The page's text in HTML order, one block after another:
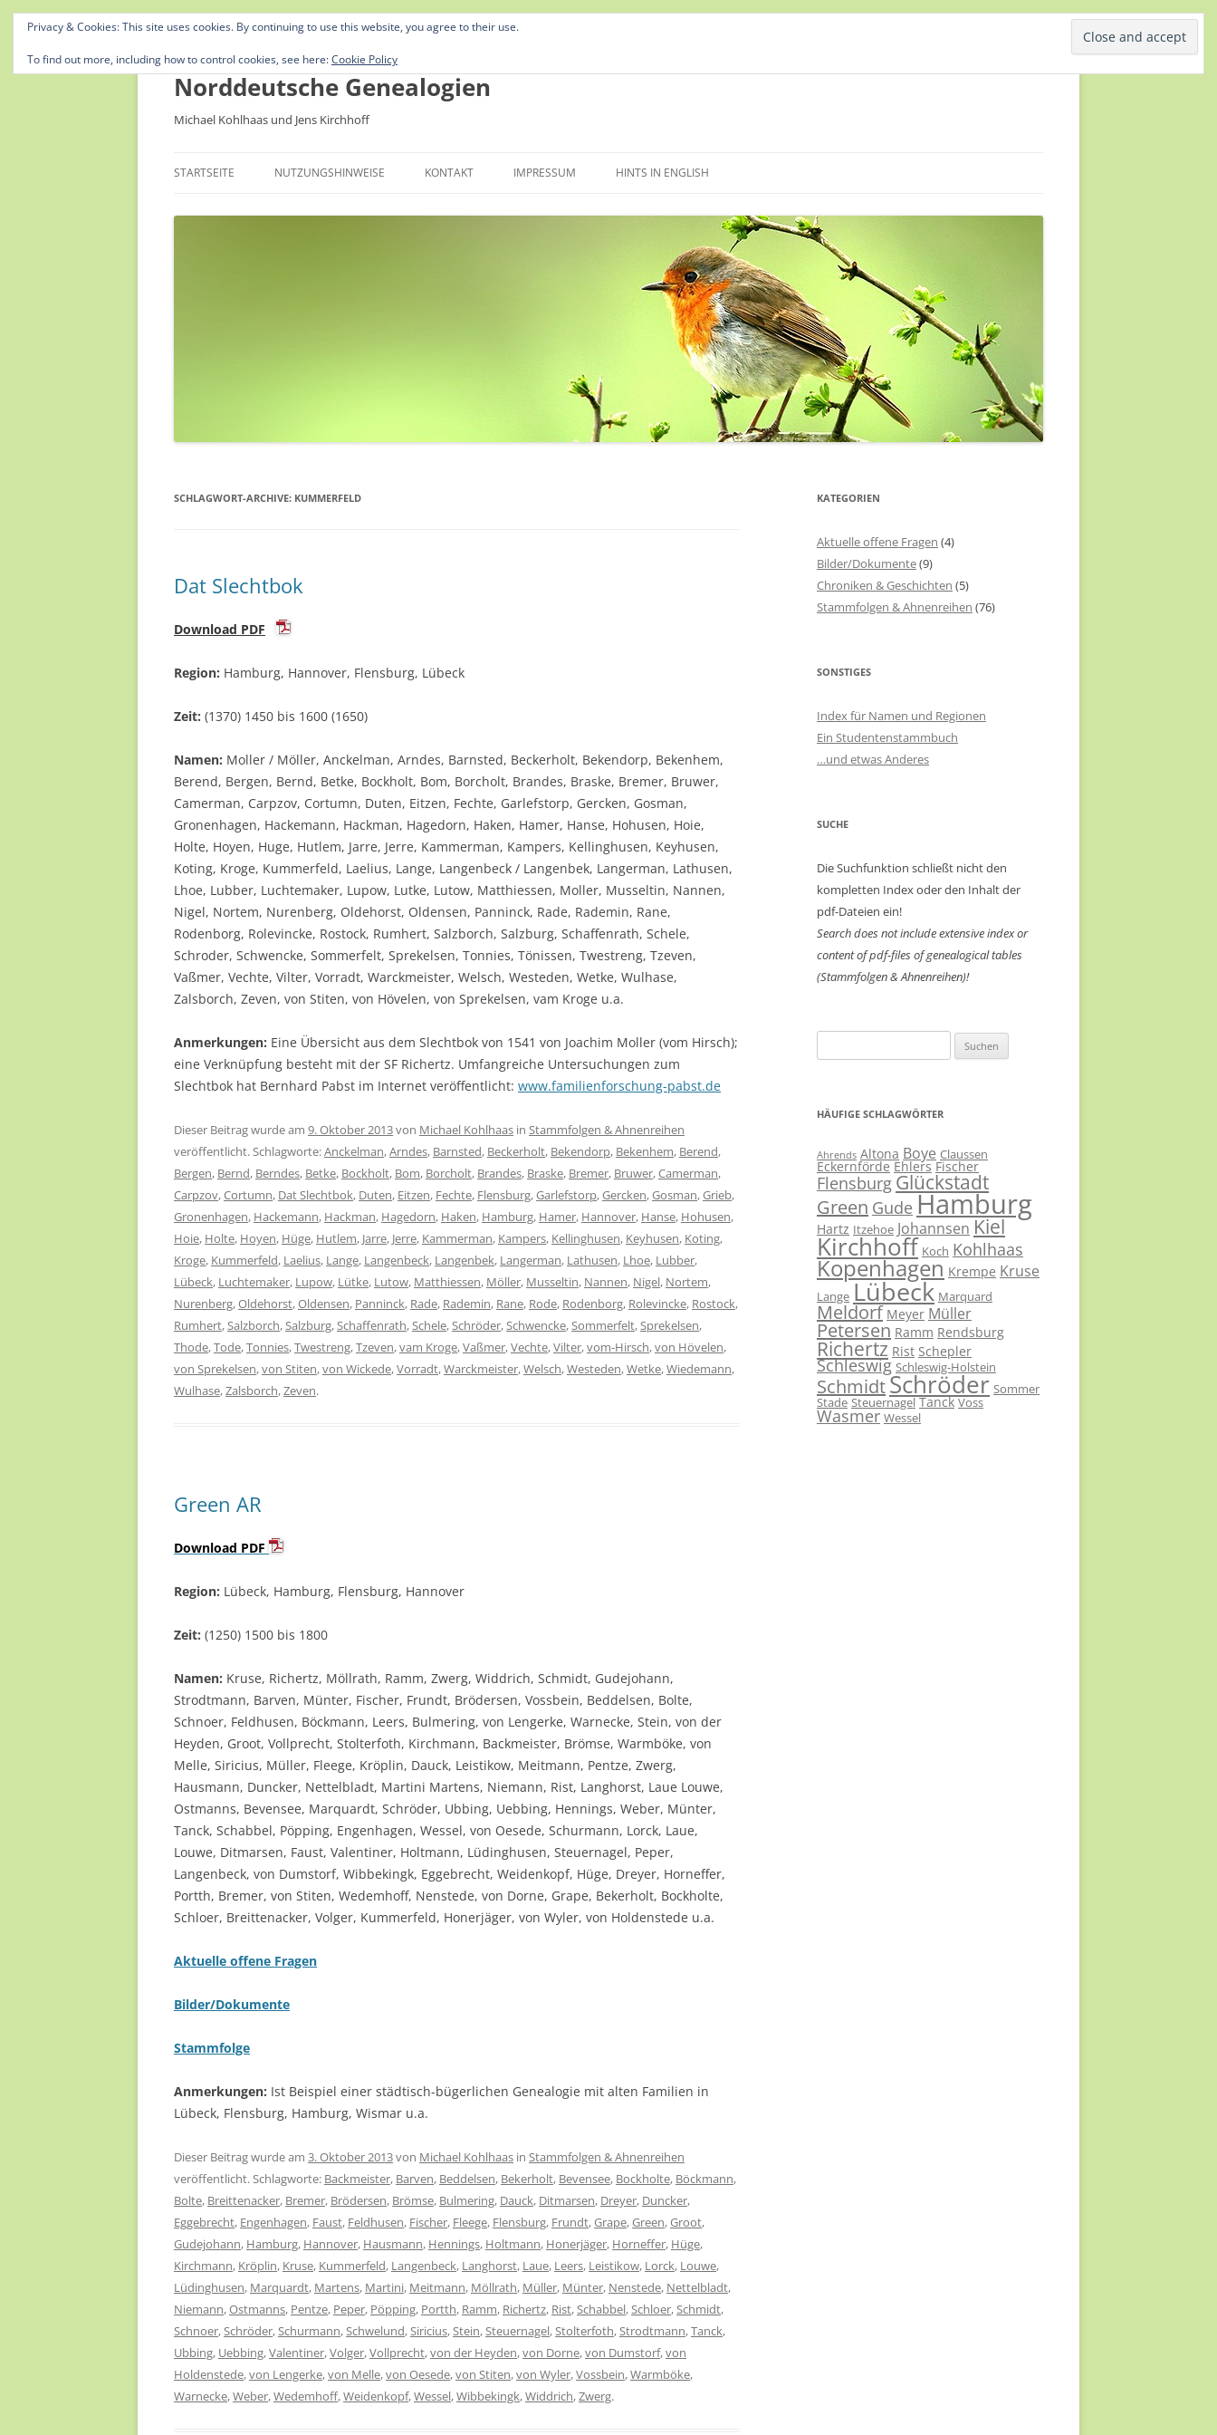
Norddeutsche Genealogien
Michael Kohlhaas und Jens Kirchhoff
Inhalt
STARTSEITE NUTZUNGSHINWEISE KONTAKT IMPRESSUM HINTS IN ENGLISH
SCHLAGWORT-ARCHIVE: KUMMERFELD
Dat Slechtbok
Download PDF
Region: Hamburg, Hannover, Flensburg, Lübeck
Zeit: (1370) 1450 bis 1600 (1650)
Namen: Moller / Möller, Anckelman, Arndes, Barnsted, Beckerholt, Bekendorp, Bekenhem,
Berend, Bergen, Bernd, Betke, Bockholt, Bom, Borcholt, Brandes, Braske, Bremer, Bruwer,
Camerman, Carpzov, Cortumn, Duten, Eitzen, Fechte, Garlefstorp, Gercken, Gosman,
Gronenhagen, Hackemann, Hackman, Hagedorn, Haken, Hamer, Hanse, Hohusen, Hoie,
Holte, Hoyen, Huge, Hutlem, Jarre, Jerre, Kammerman, Kampers, Kellinghusen, Keyhusen,
Koting, Kroge, Kummerfeld, Laelius, Lange, Langenbeck / Langenbek, Langerman, Lathusen,
Lhoe, Lubber, Luchtemaker, Lupow, Lutke, Lutow, Matthiessen, Moller, Musseltin, Nannen,
Nigel, Nortem, Nurenberg, Oldehorst, Oldensen, Panninck, Rade, Rademin, Rane,
Rodenborg, Rolevincke, Rostock, Rumhert, Salzborch, Salzburg, Schaffenrath, Schele,
Schroder, Schwencke, Sommerfelt, Sprekelsen, Tonnies, Tönissen, Twestreng, Tzeven,
Vaßmer, Vechte, Vilter, Vorradt, Warckmeister, Welsch, Westeden, Wetke, Wulhase,
Zalsborch, Zeven, von Stiten, von Hövelen, von Sprekelsen, vam Kroge u.a.
Anmerkungen: Eine Übersicht aus dem Slechtbok von 1541 von Joachim Moller (vom Hirsch);
eine Verknüpfung besteht mit der SF Richertz. Umfangreiche Untersuchungen zum
Slechtbok hat Bernhard Pabst im Internet veröffentlicht: www.familienforschung-pabst.de
Dieser Beitrag wurde am 9. Oktober 2013von Michael Kohlhaas in Stammfolgen & Ahnenreihen
veröffentlicht. Schlagworte:Anckelman,Arndes, Barnsted, Beckerholt, Bekendorp, Bekenhem, Berend,
Bergen, Bernd, Berndes, Betke, Bockholt, Bom, Borcholt, Brandes, Braske, Bremer, Bruwer,Camerman,
Carpzov,Cortumn, Dat Slechtbok, Duten, Eitzen, Fechte, Flensburg,Garlefstorp,Gercken,Gosman,Grieb,
Gronenhagen, Hackemann, Hackman, Hagedorn, Haken, Hamburg, Hamer, Hannover, Hanse, Hohusen,
Hoie, Holte, Hoyen, Hüge, Hutlem, Jarre, Jerre, Kammerman, Kampers, Kellinghusen, Keyhusen, Koting,
Kroge, Kummerfeld, Laelius, Lange, Langenbeck, Langenbek, Langerman, Lathusen, Lhoe, Lubber,
Lübeck, Luchtemaker, Lupow, Lütke, Lutow, Matthiessen, Möller, Musseltin, Nannen, Nigel, Nortem,
Nurenberg,Oldehorst,Oldensen, Panninck, Rade, Rademin, Rane, Rode, Rodenborg, Rolevincke, Rostock,
Rumhert,Salzborch,Salzburg,Schaffenrath,Schele,Schröder,Schwencke,Sommerfelt,Sprekelsen,
Thode,Tode,Tonnies,Twestreng,Tzeven,vam Kroge,Vaßmer,Vechte,Vilter,vom-Hirsch,von Hövelen,
von Sprekelsen,von Stiten,von Wickede,Vorradt,Warckmeister,Welsch,Westeden,Wetke,Wiedemann,
Wulhase,Zalsborch,Zeven.
Green AR
Download PDF
Region: Lübeck, Hamburg, Flensburg, Hannover
Zeit: (1250) 1500 bis 1800
Namen: Kruse, Richertz, Möllrath, Ramm, Zwerg, Widdrich, Schmidt, Gudejohann,
Strodtmann, Barven, Münter, Fischer, Frundt, Brödersen, Vossbein, Beddelsen, Bolte,
Schnoer, Feldhusen, Böckmann, Leers, Bulmering, von Lengerke, Warnecke, Stein, von der
Heyden, Groot, Vollprecht, Stolterfoth, Kirchmann, Backmeister, Brömse, Warmböke, von
Melle, Siricius, Müller, Fleege, Kröplin, Dauck, Leistikow, Meitmann, Pentze, Zwerg,
Hausmann, Duncker, Nettelbladt, Martini Martens, Niemann, Rist, Langhorst, Laue Louwe,
Ostmanns, Bevensee, Marquardt, Schröder, Ubbing, Uebbing, Hennings, Weber, Münter,
Tanck, Schabbel, Pöpping, Engenhagen, Wessel, von Oesede, Schurmann, Lorck, Laue,
Louwe, Ditmarsen, Faust, Valentiner, Holtmann, Lüdinghusen, Steuernagel, Peper,
Langenbeck, von Dumstorf, Wibbekingk, Eggebrecht, Weidenkopf, Hüge, Dreyer, Horneffer,
Portth, Bremer, von Stiten, Wedemhoff, Nenstede, von Dorne, Grape, Bekerholt, Bockholte,
Schloer, Breittenacker, Volger, Kummerfeld, Honerjäger, von Wyler, von Holdenstede u.a.
Aktuelle offene Fragen
Bilder/Dokumente
Stammfolge
Anmerkungen: Ist Beispiel einer städtisch-bügerlichen Genealogie mit alten Familien in
Lübeck, Flensburg, Hamburg, Wismar u.a.
Dieser Beitrag wurde am 3. Oktober 2013von Michael Kohlhaas in Stammfolgen & Ahnenreihen
veröffentlicht. Schlagworte: Backmeister, Barven, Beddelsen, Bekerholt, Bevensee, Bockholte, Böckmann,
Bolte, Breittenacker, Bremer, Brödersen, Brömse, Bulmering, Dauck, Ditmarsen, Dreyer, Duncker,
Eggebrecht, Engenhagen, Faust, Feldhusen, Fischer, Fleege, Flensburg, Frundt,Grape,Green,Groot,
Gudejohann, Hamburg, Hannover, Hausmann, Hennings, Holtmann, Honerjäger, Horneffer, Hüge,
Kirchmann, Kröplin, Kruse, Kummerfeld, Langenbeck, Langhorst, Laue, Leers, Leistikow, Lorck, Louwe,
Lüdinghusen, Marquardt, Martens, Martini, Meitmann, Möllrath, Müller, Münter, Nenstede, Nettelbladt,
Niemann,Ostmanns, Pentze, Peper, Pöpping, Portth, Ramm, Richertz, Rist,Schabbel,Schloer,Schmidt,
Schnoer,Schröder,Schurmann,Schwelund,Siricius,Stein,Steuernagel,Stolterfoth,Strodtmann,Tanck,
Ubbing, Uebbing,Valentiner,Volger,Vollprecht,von der Heyden,von Dorne,von Dumstorf,von
Holdenstede,von Lengerke,von Melle,von Oesede,von Stiten,von Wyler,Vossbein,Warmböke,
Warnecke,Weber,Wedemhoff,Weidenkopf,Wessel,Wibbekingk,Widdrich,Zwerg.
KATEGORIEN
Aktuelle offene Fragen (4)
Bilder/Dokumente(9)
Chroniken & Geschichten (5)
Stammfolgen & Ahnenreihen (76)
SONSTIGES
Index für Namen und Regionen
Ein Studentenstammbuch
…und etwas Anderes
SUCHE
Die Suchfunktion schließt nicht den
kompletten Index oder den Inhalt der
pdf-Dateien ein!
Search does not include extensive index or
content ofpdf-files of genealogical tables
(Stammfolgen & Ahnenreihen)!
nach:
HÄUFIGE SCHLAGWÖRTER
Ahrends Altona Boye Claussen
Eckernförde Ehlers Fischer
Flensburg Glückstadt
Green Gude Hamburg
Hartz Itzehoe Johannsen Kiel
Kirchhoff Koch Kohlhaas
Kopenhagen Krempe Kruse
Lange Lübeck Marquard
Meldorf Meyer Müller
Petersen Ramm Rendsburg
Richertz Rist Schepler
Schleswig Schleswig-Holstein
SchmidtSchröder Sommer
Stade Steuernagel Tanck Voss
Wasmer Wessel
Privacy & Cookies: This site uses cookies. By continuing to use this website, you agree to their use.
To find out more, including how to control cookies, see here:Cookie Policy